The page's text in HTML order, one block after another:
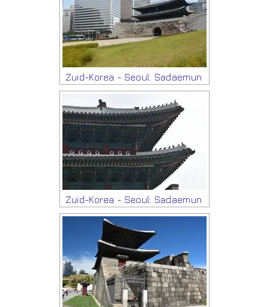
Zuid-Korea - Seoul: Sadaemun
Zuid-Korea - Seoul: Sadaemun